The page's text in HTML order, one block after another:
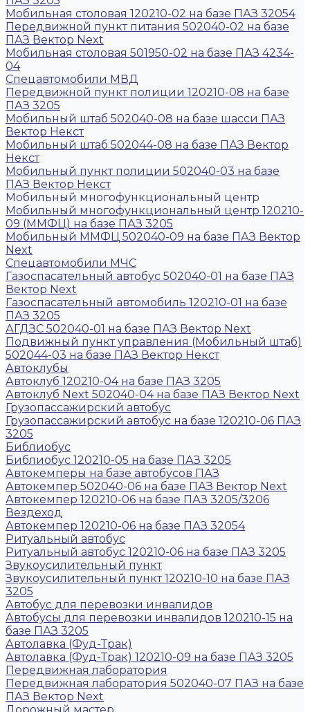
Мобильная столовая 120210-02 на базе ПАЗ 32054
Передвижной пункт питания 502040-02 на базе
ПАЗ Вектор Next
Мобильная столовая 501950-02 на базе ПАЗ 4234-
04
Спецавтомобили МВД
Передвижной пункт полиции 120210-08 на базе
ПАЗ 3205
Мобильный штаб 502040-08 на базе шасси ПАЗ
Вектор Некст
Мобильный штаб 502044-08 на базе ПАЗ Вектор
Некст
Мобильный пункт полиции 502040-03 на базе
ПАЗ Вектор Некст
Мобильный многофункциональный центр
Мобильный многофункциональный центр 120210-
09 (ММФЦ) на базе ПАЗ 3205
Мобильный ММФЦ 502040-09 на базе ПАЗ Вектор
Next
Спецавтомобили МЧС
Газоспасательный автобус 502040-01 на базе ПАЗ
Вектор Next
Газоспасательный автомобиль 120210-01 на базе
ПАЗ 3205
АГДЗС 502040-01 на базе ПАЗ Вектор Next
Подвижный пункт управления (Мобильный штаб)
502044-03 на базе ПАЗ Вектор Некст
Автоклубы
Автоклуб 120210-04 на базе ПАЗ 3205
Автоклуб Next 502040-04 на базе ПАЗ Вектор Next
Грузопассажирский автобус
Грузопассажирский автобус на базе 120210-06 ПАЗ
3205
Библиобус
Библиобус 120210-05 на базе ПАЗ 3205
Автокемперы на базе автобусов ПАЗ
Автокемпер 502040-06 на базе ПАЗ Вектор Next
Автокемпер 120210-06 на базе ПАЗ 3205/3206
Вездеход
Автокемпер 120210-06 на базе ПАЗ 32054
Ритуальный автобус
Ритуальный автобус 120210-06 на базе ПАЗ 3205
Звукоусилительный пункт
Звукоусилительный пункт 120210-10 на базе ПАЗ
3205
Автобус для перевозки инвалидов
Автобусы для перевозки инвалидов 120210-15 на
базе ПАЗ 3205
Автолавка (Фуд-Трак)
Автолавка (Фуд-Трак) 120210-09 на базе ПАЗ 3205
Передвижная лаборатория
Передвижная лаборатория 502040-07 ПАЗ на базе
ПАЗ Вектор Next